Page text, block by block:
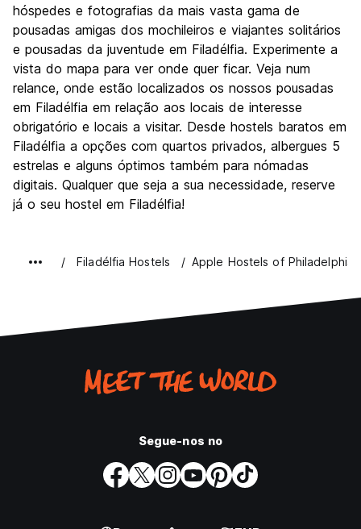
Festas / vida noturna
Custo-beneficio
8.1
hóspedes e fotografias da mais vasta gama de
pousadas amigas dos mochileiros e viajantes solitários
e pousadas da juventude em Filadélfia. Experimente a
vista do mapa para ver onde quer ficar. Veja num
relance, onde estão localizados os nossos pousadas
em Filadélfia em relação aos locais de interesse
obrigatório e locais a visitar. Desde hostels baratos em
Filadélfia a opções com quartos privados, albergues 5
estrelas e alguns óptimos também para nómadas
digitais. Qualquer que seja a sua necessidade, reserve
já o seu hostel em Filadélfia!
Filadélfia Hostels Apple Hostels of Philadelphia
Segue-nos no